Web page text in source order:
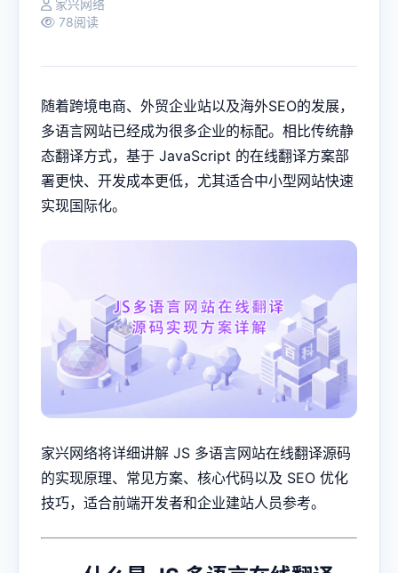
家兴网络
78阅读
随着跨境电商、外贸企业站以及海外SEO的发展，
多语言网站已经成为很多企业的标配。相比传统静
态翻译方式，基于 JavaScript 的在线翻译方案部
署更快、开发成本更低，尤其适合中小型网站快速
实现国际化。
家兴网络将详细讲解 JS 多语言网站在线翻译源码
的实现原理、常见方案、核心代码以及 SEO 优化
技巧，适合前端开发者和企业建站人员参考。